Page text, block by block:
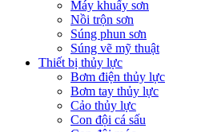
Máy khuấy sơn
Nồi trộn sơn
Súng phun sơn
Súng vẽ mỹ thuật
Thiết bị thủy lực
Bơm điện thủy lực
Bơm tay thủy lực
Cảo thủy lực
Con đội cá sấu